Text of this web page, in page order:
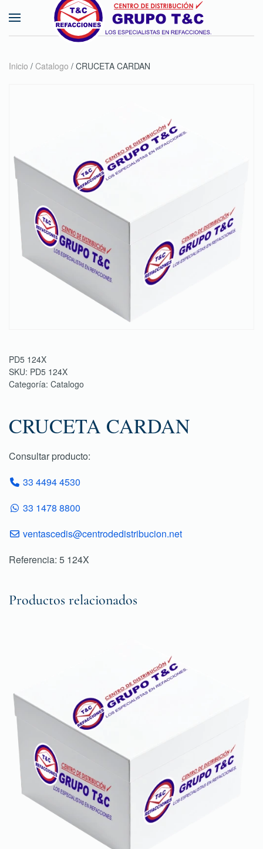
Skip to main content
Inicio / Catalogo / CRUCETA CARDAN
PD5 124X
SKU: PD5 124X
Categoría: Catalogo
CRUCETA CARDAN
Consultar producto:
33 4494 4530
33 1478 8800
ventascedis@centrodedistribucion.net
Referencia: 5 124X
Productos relacionados